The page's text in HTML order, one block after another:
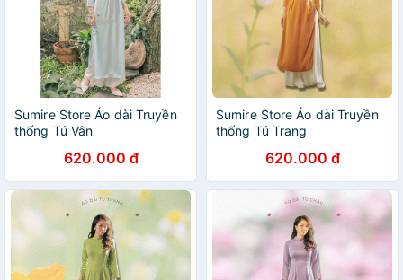
Sumire Store Áo dài Truyền
thống Tú Vân
620.000 đ
Sumire Store Áo dài Truyền
thống Tú Trang
620.000 đ